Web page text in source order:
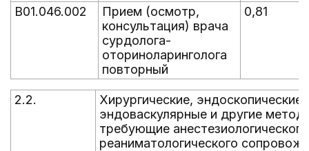
B01.046.002
Прием (осмотр,
консультация) врача
сурдолога-
оториноларинголога
повторный
0,81
2.2.
Хирургические, эндоскопические,
эндоваскулярные и другие
требующие
реаниматологического